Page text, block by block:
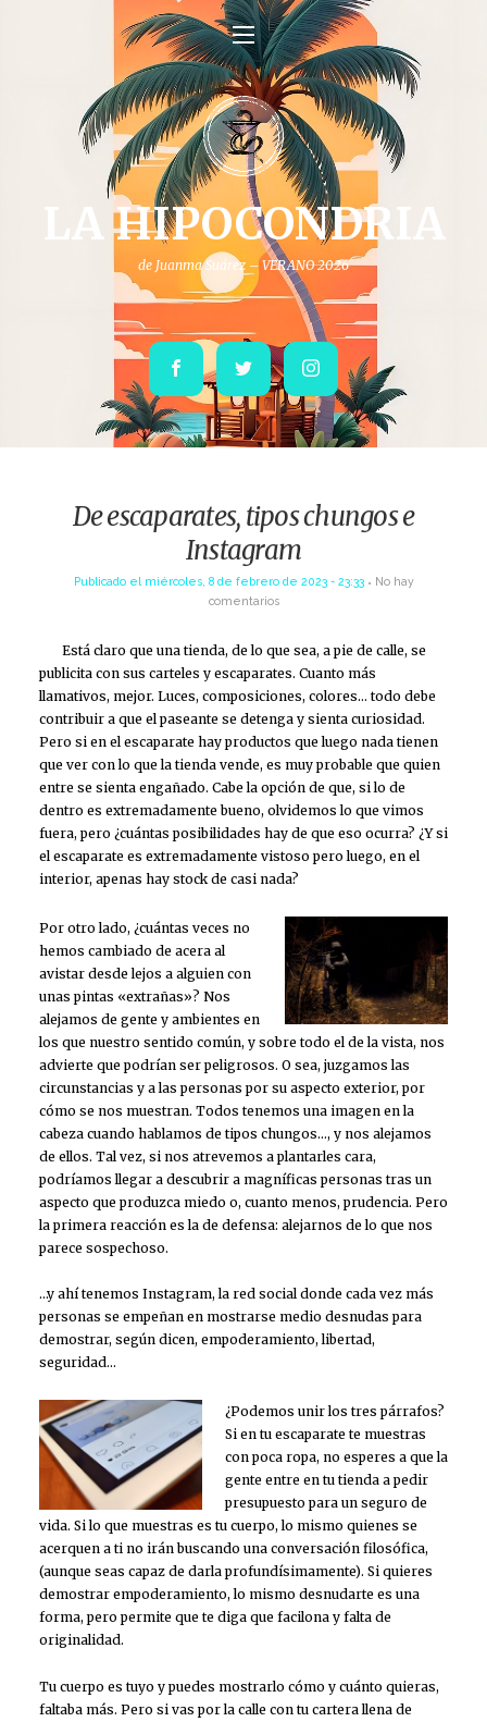
LA HIPOCONDRIA
de Juanma Suárez – VERANO 2026
Facebook Twitter Instagram
De escaparates, tipos chungos e
Instagram
Publicado el miércoles, 8 de febrero de 2023 - 23:33
No hay
comentarios
Está claro que una tienda, de lo que sea, a pie de calle, se
publicita con sus carteles y escaparates. Cuanto más
llamativos, mejor. Luces, composiciones, colores… todo debe
contribuir a que el paseante se detenga y sienta curiosidad.
Pero si en el escaparate hay productos que luego nada tienen
que ver con lo que la tienda vende, es muy probable que quien
entre se sienta engañado. Cabe la opción de que, si lo de
dentro es extremadamente bueno, olvidemos lo que vimos
fuera, pero ¿cuántas posibilidades hay de que eso ocurra? ¿Y si
el escaparate es extremadamente vistoso pero luego, en el
interior, apenas hay stock de casi nada?
Por otro lado, ¿cuántas veces no
hemos cambiado de acera al
avistar desde lejos a alguien con
unas pintas «extrañas»? Nos
alejamos de gente y ambientes en
los que nuestro sentido común, y sobre todo el de la vista, nos
advierte que podrían ser peligrosos. O sea, juzgamos las
circunstancias y a las personas por su aspecto exterior, por
cómo se nos muestran. Todos tenemos una imagen en la
cabeza cuando hablamos de tipos chungos…, y nos alejamos
de ellos. Tal vez, si nos atrevemos a plantarles cara,
podríamos llegar a descubrir a magníficas personas tras un
aspecto que produzca miedo o, cuanto menos, prudencia. Pero
la primera reacción es la de defensa: alejarnos de lo que nos
parece sospechoso.
…y ahí tenemos Instagram, la red social donde cada vez más
personas se empeñan en mostrarse medio desnudas para
demostrar, según dicen, empoderamiento, libertad,
seguridad…
¿Podemos unir los tres párrafos?
Si en tu escaparate te muestras
con poca ropa, no esperes a que la
gente entre en tu tienda a pedir
presupuesto para un seguro de
vida. Si lo que muestras es tu cuerpo, lo mismo quienes se
acerquen a ti no irán buscando una conversación filosófica,
(aunque seas capaz de darla profundísimamente). Si quieres
demostrar empoderamiento, lo mismo desnudarte es una
forma, pero permite que te diga que facilona y falta de
originalidad.
Tu cuerpo es tuyo y puedes mostrarlo cómo y cuánto quieras,
faltaba más. Pero si vas por la calle con tu cartera llena de